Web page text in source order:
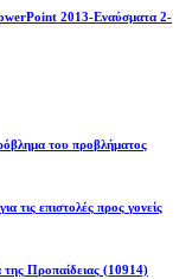
2013-Εναύσματα 2-
του προβλήματος
τις επιστολές προς γονείς
της Προπαίδειας (10914)